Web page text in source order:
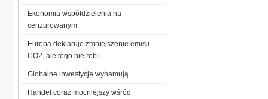
Ekonomia współdzielenia na
cenzurowanym
Europa deklaruje zmniejszenie emisji
CO2, ale tego nie robi
Globalne inwestycje wyhamują
Handel coraz mocniejszy wśród